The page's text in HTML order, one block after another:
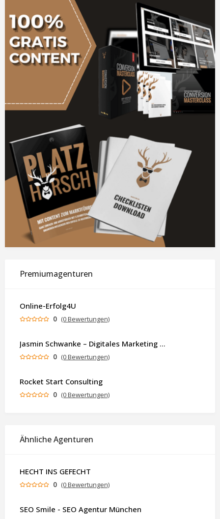
Premiumagenturen
Online-Erfolg4U
0 (0 Bewertungen)
Jasmin Schwanke – Digitales Marketing & KI-gestützte Contenterstellung
0 (0 Bewertungen)
Rocket Start Consulting
0 (0 Bewertungen)
Ähnliche Agenturen
HECHT INS GEFECHT
0 (0 Bewertungen)
SEO Smile - SEO Agentur München